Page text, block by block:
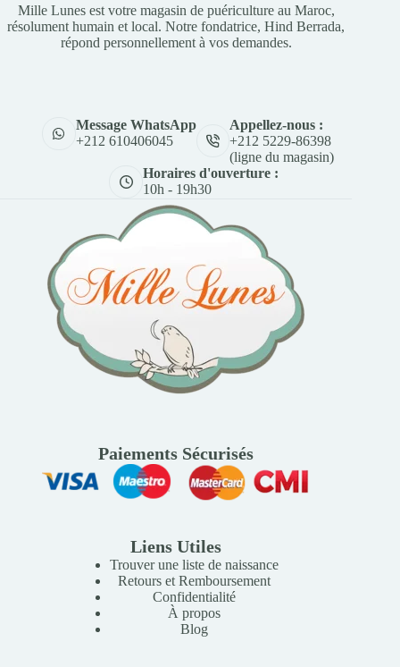
Mille Lunes est votre magasin de puériculture au Maroc,
résolument humain et local. Notre fondatrice, Hind Berrada,
répond personnellement à vos demandes.
Message WhatsApp
+212 610406045
Appellez-nous :
+212 5229-86398
(ligne du magasin)
Horaires d'ouverture :
10h - 19h30
Paiements Sécurisés
Liens Utiles
Trouver une liste de naissance
Retours et Remboursement
Confidentialité
À propos
Blog